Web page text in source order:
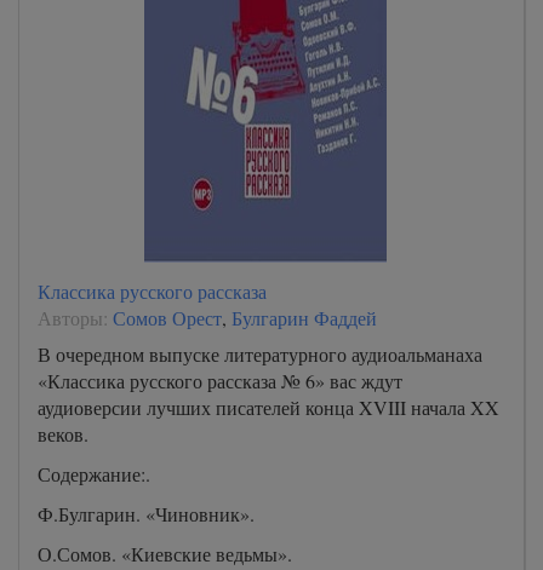
Классика русского рассказа
Авторы: Сомов Орест, Булгарин Фаддей
В очередном выпуске литературного аудиоальманаха
«Классика русского рассказа № 6» вас ждут
аудиоверсии лучших писателей конца XVIII начала XX
веков.
Содержание:.
Ф.Булгарин. «Чиновник».
О.Сомов. «Киевские ведьмы».